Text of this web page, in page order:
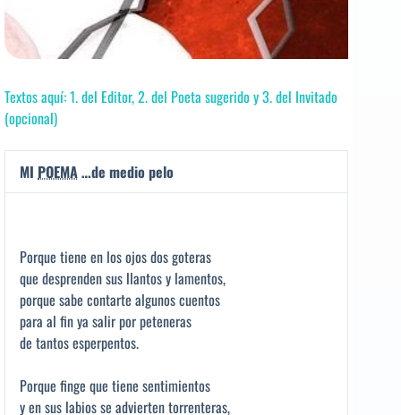
Textos aquí: 1. del Editor, 2. del Poeta sugerido y 3. del Invitado
(opcional)
MI POEMA…de medio pelo
Porque tiene en los ojos dos goteras
que desprenden sus llantos y lamentos,
porque sabe contarte algunos cuentos
para al fin ya salir por peteneras
de tantos esperpentos.
Porque finge que tiene sentimientos
y en sus labios se advierten torrenteras,